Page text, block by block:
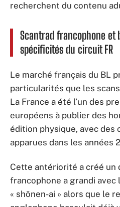
recherchent du contenu
Scantrad francophone et
spécificités du circuit FR
Le marché français du BL
particularités que les
La France a été l’un des
européens à publier des
édition physique, avec des
apparues dans les années
Cette antériorité a créé un
francophone a grandi avec
« shōnen-ai » alors que le